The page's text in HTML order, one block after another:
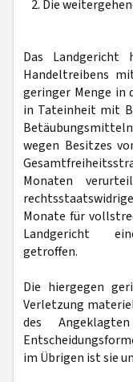
2. Die
Das Landgericht
Handeltreibens
geringer Menge in
in Tateinheit mit
wegen Besitzes
Monaten
Monate für
Landgericht
getroffen.
Die hiergegen
Verletzung
des
im Übrigen ist sie